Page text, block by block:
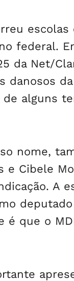
federal.
da Net/
danosos
alguns
nome,
e Cibele
A
é que o